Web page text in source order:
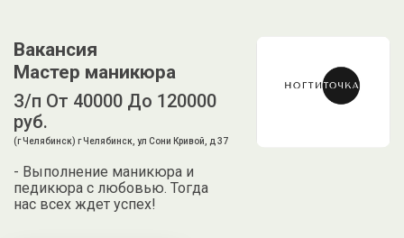
Вакансия
Мастер маникюра
З/п От 40000 До 120000
руб.
(г Челябинск) г Челябинск, ул Сони Кривой, д 37
- Выполнение маникюра и
педикюра с любовью. Тогда
нас всех ждет успех!